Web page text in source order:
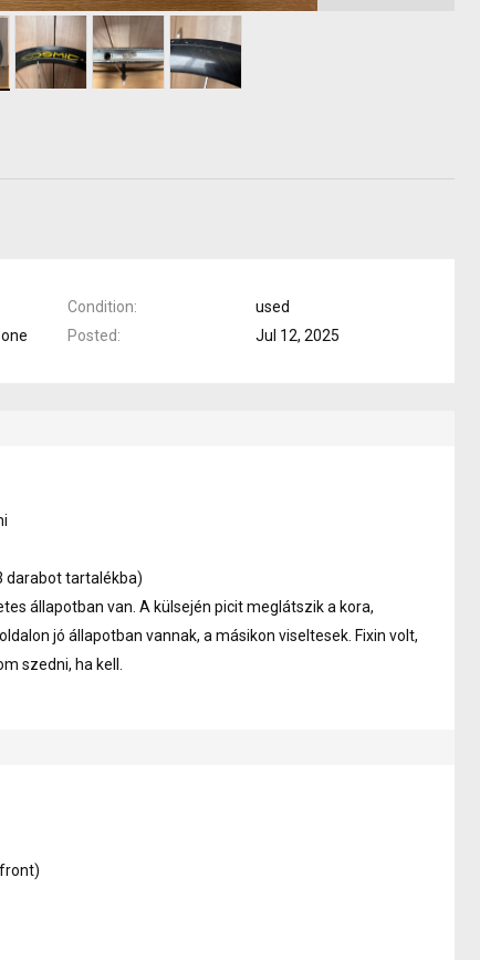
Condition
used
Posted Jul 12, 2025
darabot tartalékba)
állapotban van. A külsején picit meglátszik a kora,
jó állapotban vannak, a másikon viseltesek. Fixin volt,
szedni, ha kell.